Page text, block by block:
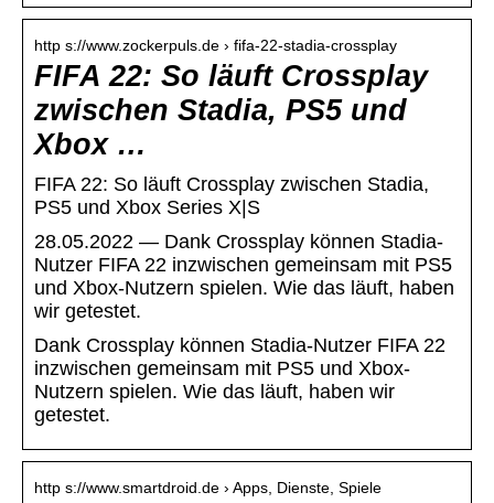
http s://www.zockerpuls.de › fifa-22-stadia-crossplay
FIFA 22: So läuft Crossplay
zwischen Stadia, PS5 und
Xbox …
FIFA 22: So läuft Crossplay zwischen Stadia,
PS5 und Xbox Series X|S
28.05.2022 — Dank Crossplay können Stadia-
Nutzer FIFA 22 inzwischen gemeinsam mit PS5
und Xbox-Nutzern spielen. Wie das läuft, haben
wir getestet.
Dank Crossplay können Stadia-Nutzer FIFA 22
inzwischen gemeinsam mit PS5 und Xbox-
Nutzern spielen. Wie das läuft, haben wir
getestet.
http s://www.smartdroid.de › Apps, Dienste, Spiele